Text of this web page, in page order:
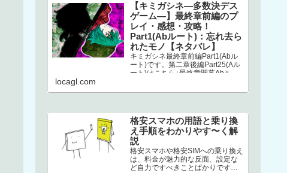
【キミガシネ―多数決デス
ゲーム―】最終章前編のプ
レイ・感想・攻略！
Part1(Abルート)：忘れ去ら
れたモノ【ネタバレ】
キミガシネ最終章前編Part1(Abル
ート)です。第二章後編Part25(Aル
ート)はこちら↓最終章開幕Abルー
locagl.com
格安スマホの用語と乗り換
え手順をわかりやす〜く解
説
格安スマホや格安SIMへの乗り換え
は、料金が魅力的な反面、設定な
ど自力ですべきことばかりです。